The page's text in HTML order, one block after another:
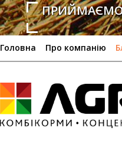
ПРИЙМАЄМО
Головна Про компанію